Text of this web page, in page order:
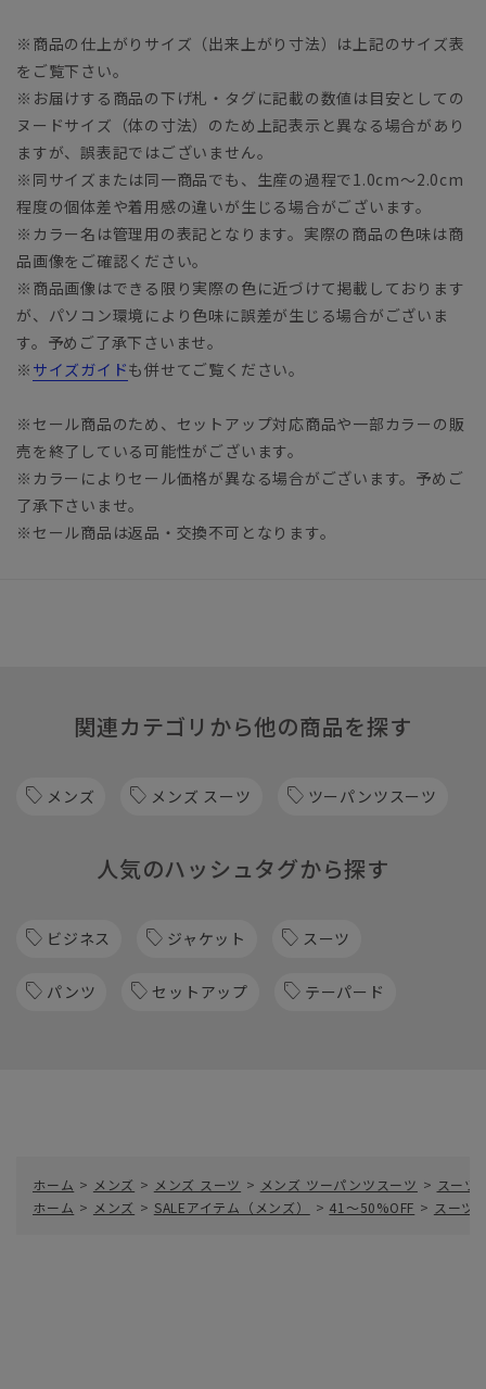
※商品の仕上がりサイズ（出来上がり寸法）は上記のサイズ表
をご覧下さい。
※お届けする商品の下げ札・タグに記載の数値は目安としての
ヌードサイズ（体の寸法）のため上記表示と異なる場合があり
ますが、誤表記ではございません。
※同サイズまたは同一商品でも、生産の過程で1.0cm～2.0cm
程度の個体差や着用感の違いが生じる場合がございます。
※カラー名は管理用の表記となります。実際の商品の色味は商
品画像をご確認ください。
※商品画像はできる限り実際の色に近づけて掲載しております
が、パソコン環境により色味に誤差が生じる場合がございま
す。予めご了承下さいませ。
※ サイズガイドも併せてご覧ください。
※セール商品のため、セットアップ対応商品や一部カラーの販
売を終了している可能性がございます。
※カラーによりセール価格が異なる場合がございます。予めご
了承下さいませ。
※セール商品は返品・交換不可となります。
関連カテゴリから他の商品を探す
メンズ メンズ スーツ ツーパンツスーツ
人気のハッシュタグから探す
ビジネス ジャケット スーツ
パンツ セットアップ テーパード
ホーム > メンズ > メンズ スーツ > メンズ ツーパンツスーツ > スーツ
ホーム > メンズ > SALEアイテム（メンズ） > 41～50%OFF > スーツ